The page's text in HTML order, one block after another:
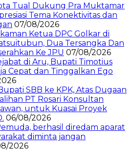
Tual Dukung Pra Muktamar
Tema Konektivitas dan
07/08/2026
Ketua DPC Golkar di
Dua Tersangka Dan
Ke JPU 07/08/2026
di Aru, Bupati Timotius
Cepat dan Tinggalkan Ego
SBB ke KPK, Atas Dugaan
PT Rosari Konsultan
untuk Kuasai Proyek
06/08/2026
berhasil diredam aparat
diminta jangan
2026